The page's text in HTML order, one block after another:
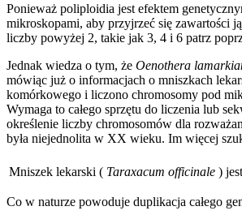
Ponieważ poliploidia jest efektem
mikroskopami, aby przyjrzeć się zawartości
liczby powyżej 2, takie jak 3, 4 i 6 patrz
Jednak wiedza o tym, że Oenothera
mówiąc już o informacjach o mniszkach
komórkowego i liczono chromosomy pod
Wymaga to całego sprzętu do liczenia lub
określenie liczby chromosomów dla
była niejednolita w XX wieku. Im więcej
Mniszek lekarski ( Taraxacum officinale )
Co w naturze powoduje duplikacja całego